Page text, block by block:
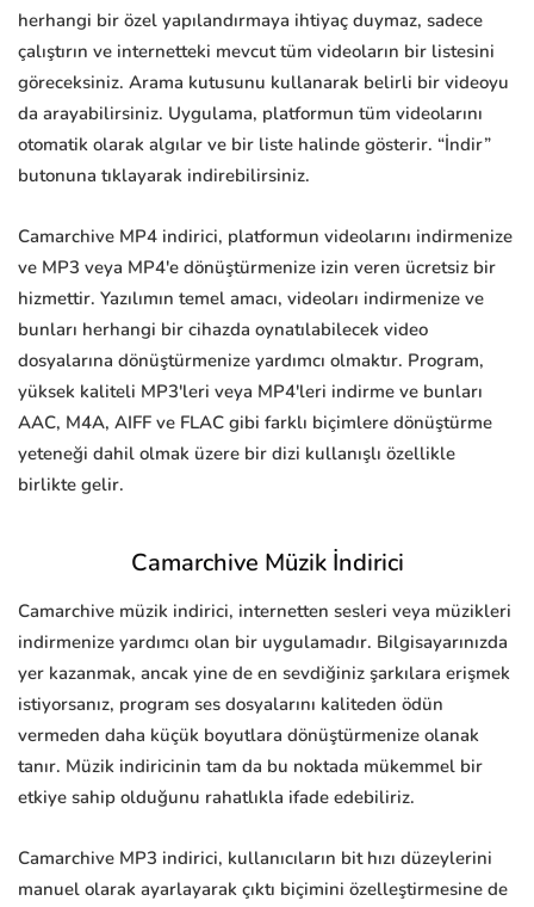
herhangi bir özel yapılandırmaya ihtiyaç duymaz, sadece
çalıştırın ve internetteki mevcut tüm videoların bir listesini
göreceksiniz. Arama kutusunu kullanarak belirli bir videoyu
da arayabilirsiniz. Uygulama, platformun tüm videolarını
otomatik olarak algılar ve bir liste halinde gösterir. “İndir”
butonuna tıklayarak indirebilirsiniz.
Camarchive MP4 indirici, platformun videolarını indirmenize
ve MP3 veya MP4'e dönüştürmenize izin veren ücretsiz bir
hizmettir. Yazılımın temel amacı, videoları indirmenize ve
bunları herhangi bir cihazda oynatılabilecek video
dosyalarına dönüştürmenize yardımcı olmaktır. Program,
yüksek kaliteli MP3'leri veya MP4'leri indirme ve bunları
AAC, M4A, AIFF ve FLAC gibi farklı biçimlere dönüştürme
yeteneği dahil olmak üzere bir dizi kullanışlı özellikle
birlikte gelir.
Camarchive Müzik İndirici
Camarchive müzik indirici, internetten sesleri veya müzikleri
indirmenize yardımcı olan bir uygulamadır. Bilgisayarınızda
yer kazanmak, ancak yine de en sevdiğiniz şarkılara erişmek
istiyorsanız, program ses dosyalarını kaliteden ödün
vermeden daha küçük boyutlara dönüştürmenize olanak
tanır. Müzik indiricinin tam da bu noktada mükemmel bir
etkiye sahip olduğunu rahatlıkla ifade edebiliriz.
Camarchive MP3 indirici, kullanıcıların bit hızı düzeylerini
manuel olarak ayarlayarak çıktı biçimini özelleştirmesine de